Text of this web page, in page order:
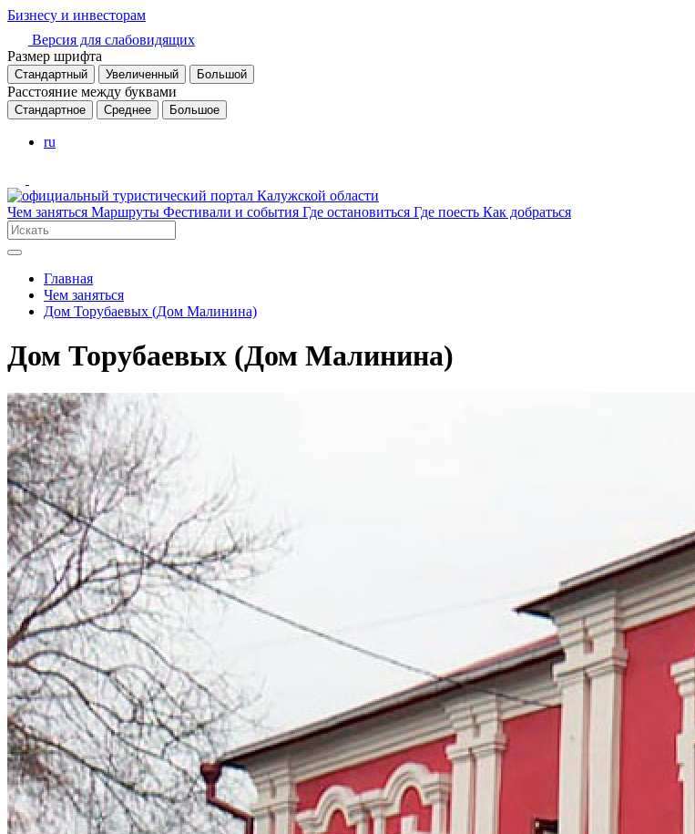
Бизнесу и инвесторам
Версия для слабовидящих
Размер шрифта
Стандартный Увеличенный Большой
Расстояние между буквами
Стандартное Среднее Большое
ru
Чем заняться Маршруты Фестивали и события Где остановиться Где поесть Как добраться
Главная
Чем заняться
Дом Торубаевых (Дом Малинина)
Дом Торубаевых (Дом Малинина)